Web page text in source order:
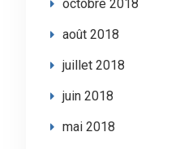
octobre 2018
août 2018
juillet 2018
juin 2018
mai 2018